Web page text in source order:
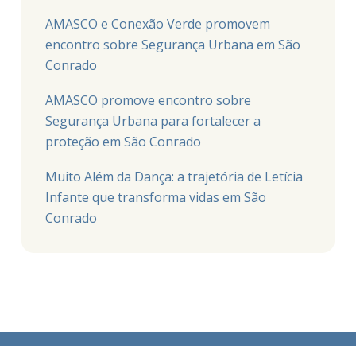
AMASCO e Conexão Verde promovem
encontro sobre Segurança Urbana em São
Conrado
AMASCO promove encontro sobre
Segurança Urbana para fortalecer a
proteção em São Conrado
Muito Além da Dança: a trajetória de Letícia
Infante que transforma vidas em São
Conrado